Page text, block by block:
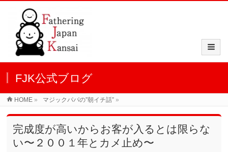
FJK公式ブログ
HOME » マジックパパの”朝イチ話” »
完成度が高いからお客が入るとは限らな
い〜２００１年とカメ止め〜